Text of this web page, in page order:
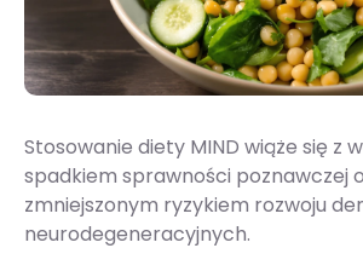
Stosowanie diety MIND wiąże się z
spadkiem sprawności poznawczej
zmniejszonym ryzykiem rozwoju
neurodegeneracyjnych.